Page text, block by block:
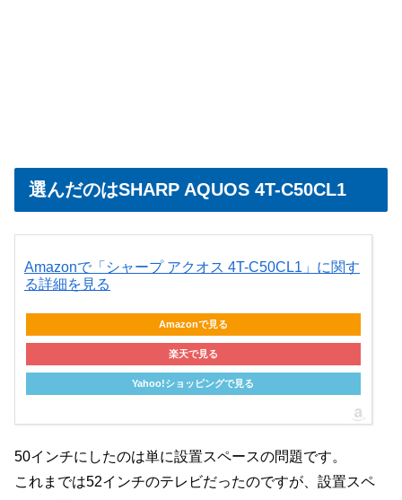
選んだのはSHARP AQUOS 4T-C50CL1
Amazonで「シャープ アクオス 4T-C50CL1」に関す
る詳細を見る
Amazonで見る
楽天で見る
Yahoo!ショッピングで見る
50インチにしたのは単に設置スペースの問題です。
これまでは52インチのテレビだったのですが、設置スペ